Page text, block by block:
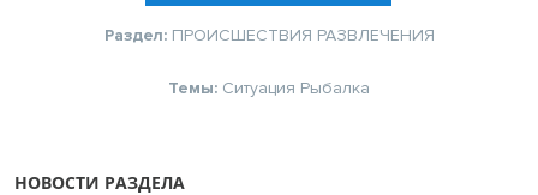
Раздел: ПРОИСШЕСТВИЯ РАЗВЛЕЧЕНИЯ
Темы: Ситуация Рыбалка
НОВОСТИ РАЗДЕЛА